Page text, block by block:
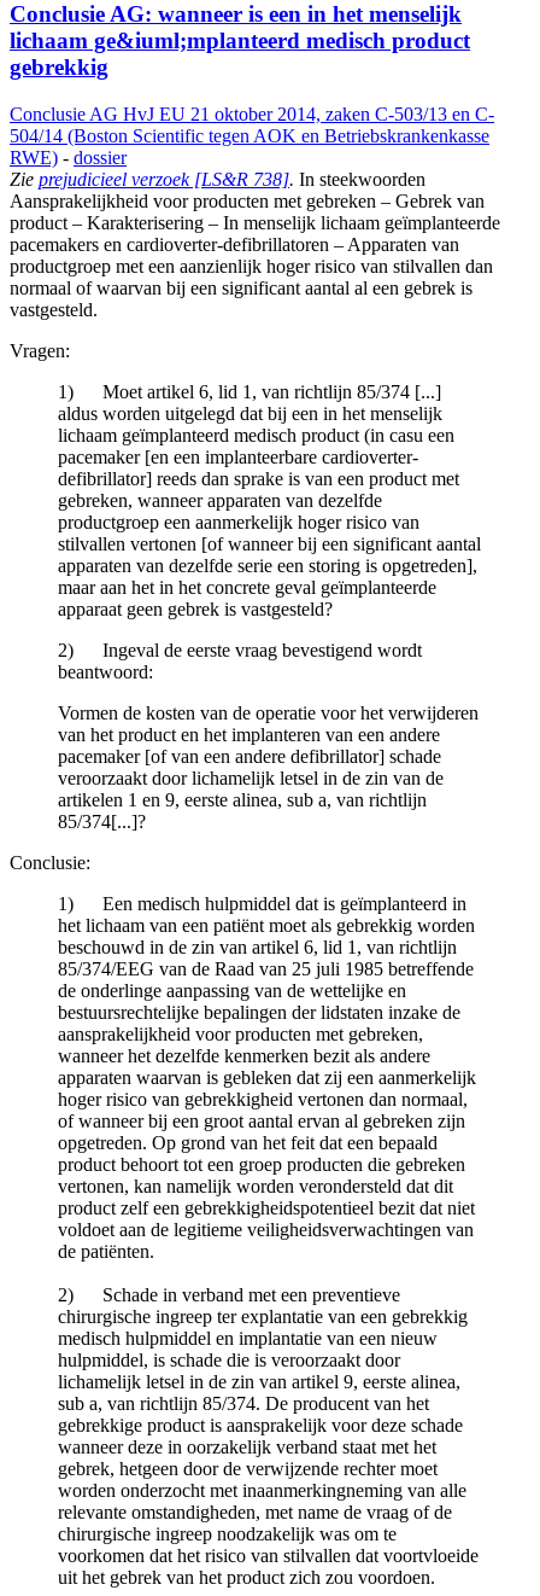
Conclusie AG: wanneer is een in het menselijk
lichaam ge&iuml;mplanteerd medisch product
gebrekkig
Conclusie AG HvJ EU 21 oktober 2014, zaken C-503/13 en C-
504/14 (Boston Scientific tegen AOK en Betriebskrankenkasse
RWE) - dossier
Zie prejudicieel verzoek [LS&R 738]. In steekwoorden
Aansprakelijkheid voor producten met gebreken – Gebrek van
product – Karakterisering – In menselijk lichaam geïmplanteerde
pacemakers en cardioverter-defibrillatoren – Apparaten van
productgroep met een aanzienlijk hoger risico van stilvallen dan
normaal of waarvan bij een significant aantal al een gebrek is
vastgesteld.
Vragen:
1) Moet artikel 6, lid 1, van richtlijn 85/374 [...]
aldus worden uitgelegd dat bij een in het menselijk
lichaam geïmplanteerd medisch product (in casu een
pacemaker [en een implanteerbare cardioverter-
defibrillator] reeds dan sprake is van een product met
gebreken, wanneer apparaten van dezelfde
productgroep een aanmerkelijk hoger risico van
stilvallen vertonen [of wanneer bij een significant aantal
apparaten van dezelfde serie een storing is opgetreden],
maar aan het in het concrete geval geïmplanteerde
apparaat geen gebrek is vastgesteld?
2) Ingeval de eerste vraag bevestigend wordt
beantwoord:
Vormen de kosten van de operatie voor het verwijderen
van het product en het implanteren van een andere
pacemaker [of van een andere defibrillator] schade
veroorzaakt door lichamelijk letsel in de zin van de
artikelen 1 en 9, eerste alinea, sub a, van richtlijn
85/374[...]?
Conclusie:
1) Een medisch hulpmiddel dat is geïmplanteerd in
het lichaam van een patiënt moet als gebrekkig worden
beschouwd in de zin van artikel 6, lid 1, van richtlijn
85/374/EEG van de Raad van 25 juli 1985 betreffende
de onderlinge aanpassing van de wettelijke en
bestuursrechtelijke bepalingen der lidstaten inzake de
aansprakelijkheid voor producten met gebreken,
wanneer het dezelfde kenmerken bezit als andere
apparaten waarvan is gebleken dat zij een aanmerkelijk
hoger risico van gebrekkigheid vertonen dan normaal,
of wanneer bij een groot aantal ervan al gebreken zijn
opgetreden. Op grond van het feit dat een bepaald
product behoort tot een groep producten die gebreken
vertonen, kan namelijk worden verondersteld dat dit
product zelf een gebrekkigheidspotentieel bezit dat niet
voldoet aan de legitieme veiligheidsverwachtingen van
de patiënten.
2) Schade in verband met een preventieve
chirurgische ingreep ter explantatie van een gebrekkig
medisch hulpmiddel en implantatie van een nieuw
hulpmiddel, is schade die is veroorzaakt door
lichamelijk letsel in de zin van artikel 9, eerste alinea,
sub a, van richtlijn 85/374. De producent van het
gebrekkige product is aansprakelijk voor deze schade
wanneer deze in oorzakelijk verband staat met het
gebrek, hetgeen door de verwijzende rechter moet
worden onderzocht met inaanmerkingneming van alle
relevante omstandigheden, met name de vraag of de
chirurgische ingreep noodzakelijk was om te
voorkomen dat het risico van stilvallen dat voortvloeide
uit het gebrek van het product zich zou voordoen.